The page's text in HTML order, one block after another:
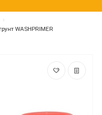
WASHPRIMER